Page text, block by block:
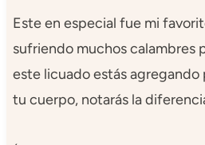
Este en especial fue mi
sufriendo muchos calambres
este licuado estás agregando
tu cuerpo, notarás la